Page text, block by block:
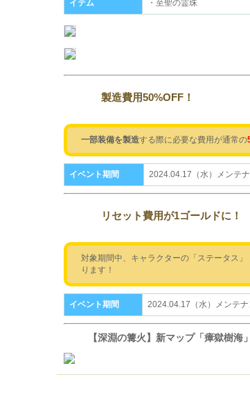
イテム
・至聖の霊珠
製造費用50%OFF！
一部装備を製造する際に必要な費用が通常の
イベント期間 2024.04.17（水）メンテ
リセット費用が1ゴールドに！
対象期間中、キャラクターの「ステータス
ります！
イベント期間 2024.04.17（水）メンテナ
【深淵の篝火】新マップ「瘴獄樹海